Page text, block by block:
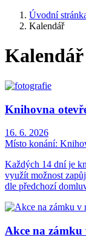
Úvodní
Kalendář
Kalendář
Knihovna
16. 6. 2026
Místo konání:
Každých 14 dní je
využít možnost
dle předchozí
Akce na zámku